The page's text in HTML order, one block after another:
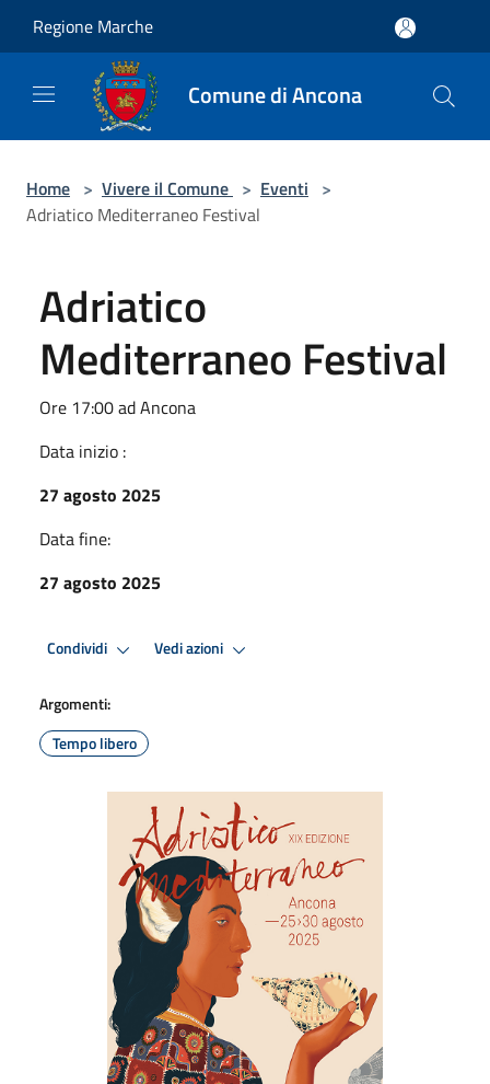
Regione Marche
Comune di Ancona
Home > Vivere il Comune > Eventi >
Adriatico Mediterraneo Festival
Adriatico
Mediterraneo Festival
Ore 17:00 ad Ancona
Data inizio :
27 agosto 2025
Data fine:
27 agosto 2025
Condividi Vedi azioni
Argomenti:
Tempo libero